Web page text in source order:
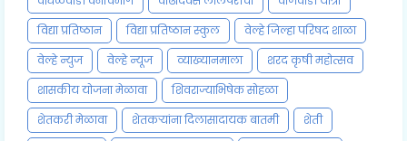
विद्या प्रतिष्ठान
विद्या प्रतिष्ठान स्कुल
वेल्हे जिल्हा परिषद शाळा
वेल्हे न्युज
वेल्हे न्यूज व्याख्यानमाला
शरद कृषी महोत्सव
शासकीय योजना मेळावा
शिवराज्याभिषेक सोहळा
शेतकरी मेळावा
शेतकऱ्यांना दिलासादायक बातमी
शेती